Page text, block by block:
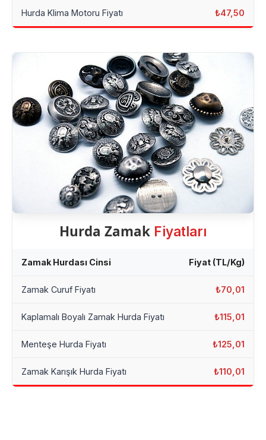
Hurda Klima Motoru Fiyatı ₺47,50
Hurda Zamak Fiyatları
Zamak Hurdası Cinsi Fiyat (TL/Kg)
Zamak Curuf Fiyatı ₺70,01
Kaplamalı Boyalı Zamak Hurda Fiyatı ₺115,01
Menteşe Hurda Fiyatı ₺125,01
Zamak Karışık Hurda Fiyatı ₺110,01